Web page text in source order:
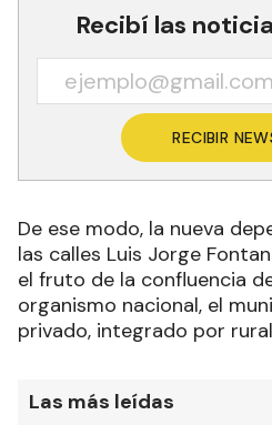
Recibí las
RECIBIR
De ese modo, la nueva
las calles Luis Jorge
el fruto de la confluencia
organismo nacional, el
privado, integrado por
Las más leídas